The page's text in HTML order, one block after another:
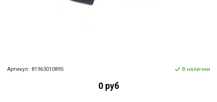
Артикул: 81963010895 В наличии
0 руб